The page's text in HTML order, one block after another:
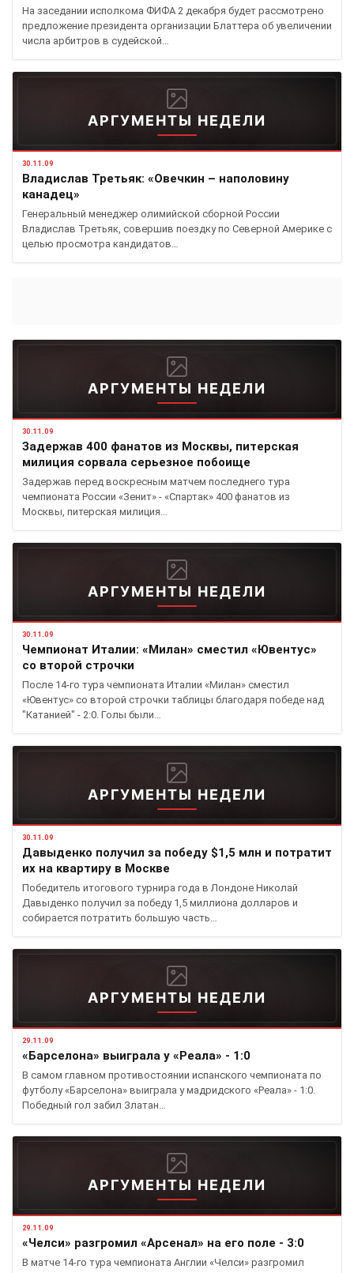
На заседании исполкома ФИФА 2 декабря будет рассмотрено
предложение президента организации Блаттера об увеличении
числа арбитров в судейской…
АРГУМЕНТЫ НЕДЕЛИ
30.11.09
Владислав Третьяк: «Овечкин – наполовину
канадец»
Генеральный менеджер олимийской сборной России
Владислав Третьяк, совершив поездку по Северной Америке с
целью просмотра кандидатов…
АРГУМЕНТЫ НЕДЕЛИ
30.11.09
Задержав 400 фанатов из Москвы, питерская
милиция сорвала серьезное побоище
Задержав перед воскресным матчем последнего тура
чемпионата России «Зенит» - «Спартак» 400 фанатов из
Москвы, питерская милиция…
АРГУМЕНТЫ НЕДЕЛИ
30.11.09
Чемпионат Италии: «Милан» сместил «Ювентус»
со второй строчки
После 14-го тура чемпионата Италии «Милан» сместил
«Ювентус» со второй строчки таблицы благодаря победе над
"Катанией" - 2:0. Голы были…
АРГУМЕНТЫ НЕДЕЛИ
30.11.09
Давыденко получил за победу $1,5 млн и потратит
их на квартиру в Москве
Победитель итогового турнира года в Лондоне Николай
Давыденко получил за победу 1,5 миллиона долларов и
собирается потратить большую часть…
АРГУМЕНТЫ НЕДЕЛИ
29.11.09
«Барселона» выиграла у «Реала» - 1:0
В самом главном противостоянии испанского чемпионата по
футболу «Барселона» выиграла у мадридского «Реала» - 1:0.
Победный гол забил Златан…
АРГУМЕНТЫ НЕДЕЛИ
29.11.09
«Челси» разгромил «Арсенал» на его поле - 3:0
В матче 14-го тура чемпионата Англии «Челси» разгромил